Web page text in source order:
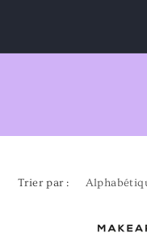
Trier par :